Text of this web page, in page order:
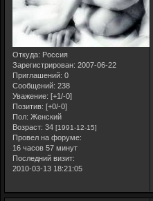
Откуда: Россия
Зарегистрирован: 2007-06-22
Приглашений: 0
Сообщений: 238
Уважение: [+1/-0]
Позитив: [+0/-0]
Пол: Женский
Возраст: 34 [1991-12-15]
Провел на форуме:
16 часов 57 минут
Последний визит:
2010-03-13 18:21:05